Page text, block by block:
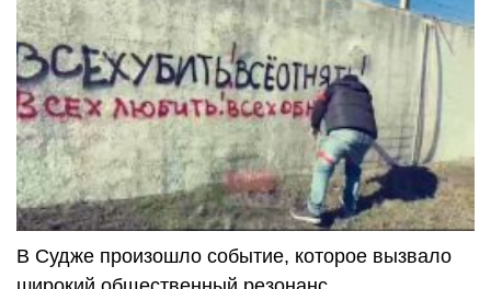
В Судже произошло событие, которое вызвало